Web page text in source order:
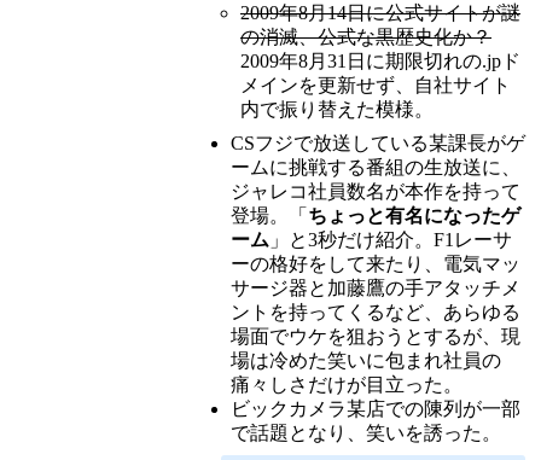
2009年8月14日に公式サイトが謎
の消滅、公式な黒歴史化か？
2009年8月31日に期限切れの.jpド
メインを更新せず、自社サイト
内で振り替えた模様。
CSフジで放送している某課長がゲ
ームに挑戦する番組の生放送に、
ジャレコ社員数名が本作を持って
登場。「 ちょっと有名になったゲ
ーム 」と3秒だけ紹介。F1レーサ
ーの格好をして来たり、電気マッ
サージ器と加藤鷹の手アタッチメ
ントを持ってくるなど、あらゆる
場面でウケを狙おうとするが、現
場は冷めた笑いに包まれ社員の
痛々しさだけが目立った。
ビックカメラ某店での陳列が一部
で話題となり、笑いを誘った。